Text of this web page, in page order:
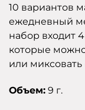
10 вариантов
ежедневный
набор входит
которые
или
Объем: 9 г.